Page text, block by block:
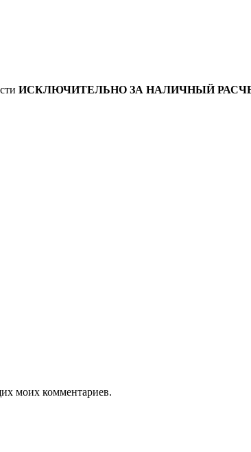
ИСКЛЮЧИТЕЛЬНО ЗА НАЛИЧНЫЙ
моих комментариев.